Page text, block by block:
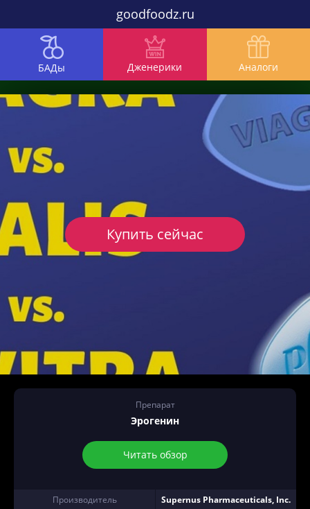
goodfoodz.ru
БАДы Дженерики Аналоги
Препарат
Эрогенин
Читать обзор
Производитель
Supernus Pharmaceuticals, Inc.
Купить сейчас